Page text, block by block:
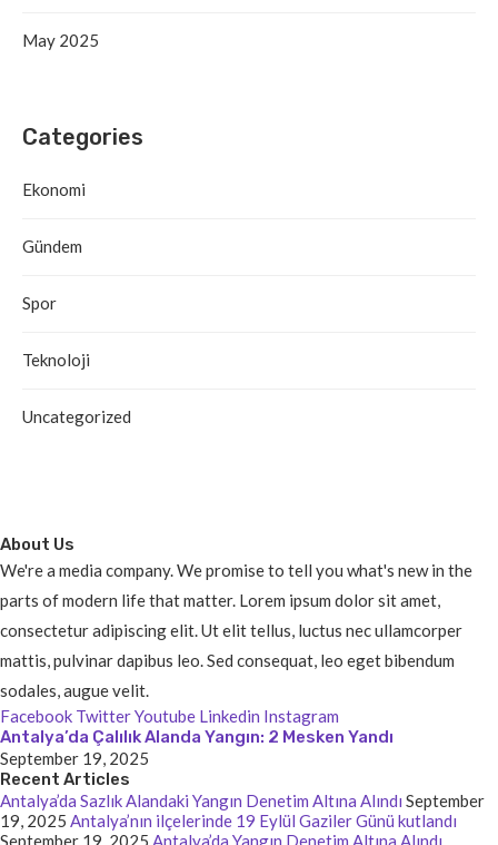
May 2025
Categories
Ekonomi
Gündem
Spor
Teknoloji
Uncategorized
About Us
We're a media company. We promise to tell you what's new in the
parts of modern life that matter. Lorem ipsum dolor sit amet,
consectetur adipiscing elit. Ut elit tellus, luctus nec ullamcorper
mattis, pulvinar dapibus leo. Sed consequat, leo eget bibendum
sodales, augue velit.
Facebook TwitterYoutube Linkedin Instagram
Antalya’da Çalılık Alanda Yangın: 2 Mesken Yandı
September 19, 2025
Recent Articles
Antalya’da Sazlık Alandaki Yangın Denetim Altına Alındı September
19, 2025 Antalya’nın ilçelerinde 19 Eylül Gaziler Günü kutlandı
September 19, 2025 Antalya’da Yangın Denetim Altına Alındı